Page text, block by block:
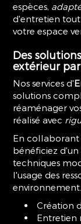
espèces,
d'entretien
votre espace
Des
extérieur
Nos services d'
solutions
réaménager
réalisé avec
En collaborant
bénéficiez d'un
techniques
l'usage des
environnement.
Création
Entretien